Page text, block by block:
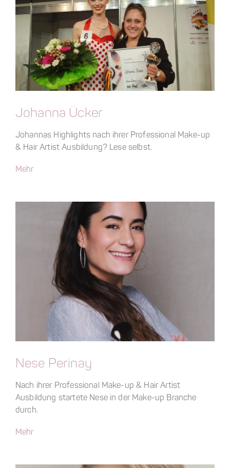
Johanna Ücker
Johannas Highlights nach ihrer Professional Make-up
& Hair Artist Ausbildung? Lese selbst.
Mehr
Nese Perinay
Nach ihrer Professional Make-up & Hair Artist
Ausbildung startete Nese in der Make-up Branche
durch.
Mehr